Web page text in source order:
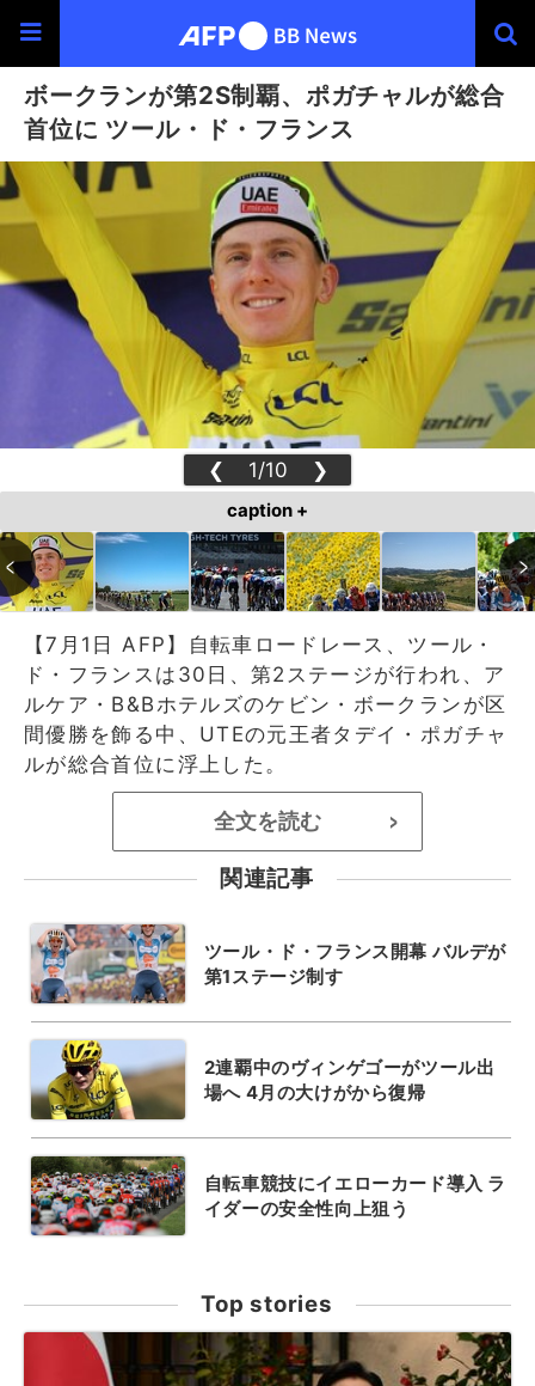
ボークランが第2S制覇、ポガチャルが総合
首位に ツール・ド・フランス
❮ 1/10 ❯
caption +
【7月1日 AFP】自転車ロードレース、ツール・
ド・フランスは30日、第2ステージが行われ、ア
ルケア・B&Bホテルズのケビン・ボークランが区
間優勝を飾る中、UTEの元王者タデイ・ポガチャ
ルが総合首位に浮上した。
全文を読む >
関連記事
ツール・ド・フランス開幕 バルデが
第1ステージ制す
2連覇中のヴィンゲゴーがツール出
場へ 4月の大けがから復帰
自転車競技にイエローカード導入 ラ
イダーの安全性向上狙う
Top stories